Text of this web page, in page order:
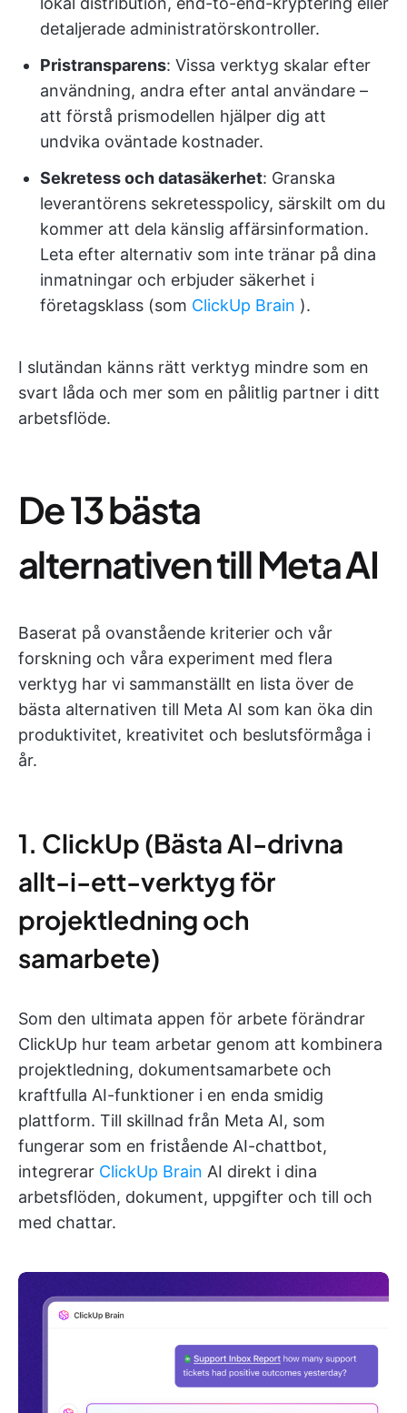
detaljerade administratörskontroller.
Pristransparens: Vissa verktyg skalar efter
användning, andra efter antal användare –
att förstå prismodellen hjälper dig att
undvika oväntade kostnader.
Sekretess och datasäkerhet: Granska
leverantörens sekretesspolicy, särskilt om du
kommer att dela känslig affärsinformation.
Leta efter alternativ som inte tränar på dina
inmatningar och erbjuder säkerhet i
företagsklass (som ClickUp Brain ).
I slutändan känns rätt verktyg mindre som en
svart låda och mer som en pålitlig partner i ditt
arbetsflöde.
De 13 bästa
alternativen till Meta AI
Baserat på ovanstående kriterier och vår
forskning och våra experiment med flera
verktyg har vi sammanställt en lista över de
bästa alternativen till Meta AI som kan öka din
produktivitet, kreativitet och beslutsförmåga i
år.
1. ClickUp (Bästa AI-drivna
allt-i-ett-verktyg för
projektledning och
samarbete)
Som den ultimata appen för arbete förändrar
ClickUp hur team arbetar genom att kombinera
projektledning, dokumentsamarbete och
kraftfulla AI-funktioner i en enda smidig
plattform. Till skillnad från Meta AI, som
fungerar som en fristående AI-chattbot,
integrerar ClickUp Brain AI direkt i dina
arbetsflöden, dokument, uppgifter och till och
med chattar.